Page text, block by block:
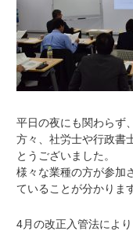
平日の夜にも関わらず
方々、社労士や行政書
とうございました。
様々な業種の方が参加
ていることが分かりま
4月の改正入管法によ